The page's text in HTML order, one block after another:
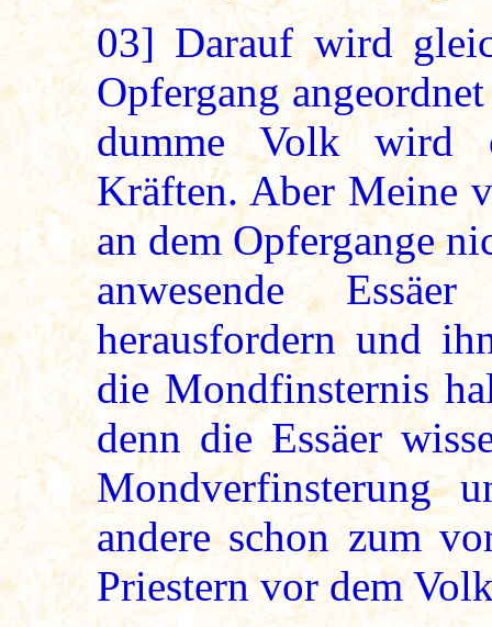
03] Darauf wird
Opfergang
dumme Volk wird
Kräften. Aber Meine
an dem Opfergange
anwesende
herausfordern und
die Mondfinsternis
denn die Essäer
Mondverfinsterung
andere schon zum
Priestern vor dem